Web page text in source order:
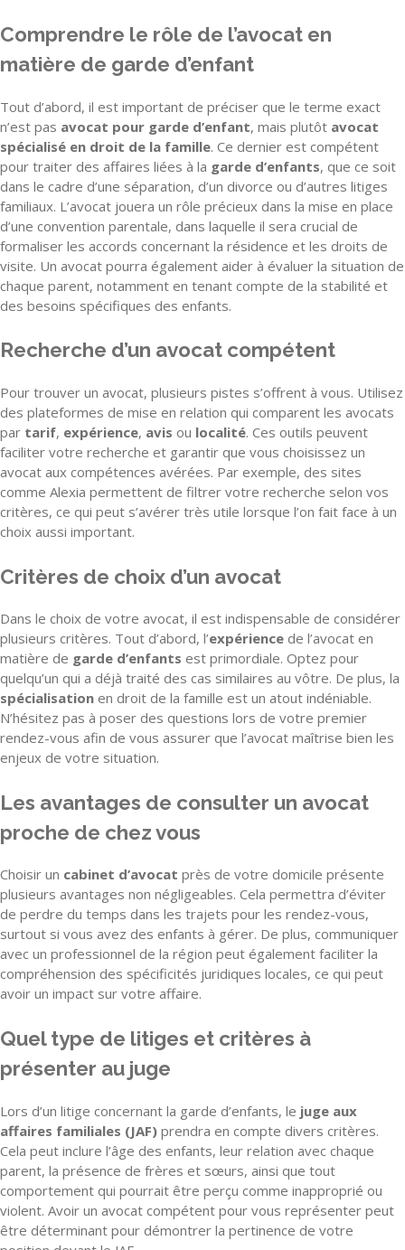
Comprendre le rôle de l’avocat en
matière de garde d’enfant
Tout d’abord, il est important de préciser que le terme exact
n’est pas avocat pour garde d’enfant, mais plutôt avocat
spécialisé en droit de la famille. Ce dernier est compétent
pour traiter des affaires liées à la garde d’enfants, que ce soit
dans le cadre d’une séparation, d’un divorce ou d’autres litiges
familiaux. L’avocat jouera un rôle précieux dans la mise en place
d’une convention parentale, dans laquelle il sera crucial de
formaliser les accords concernant la résidence et les droits de
visite. Un avocat pourra également aider à évaluer la situation de
chaque parent, notamment en tenant compte de la stabilité et
des besoins spécifiques des enfants.
Recherche d’un avocat compétent
Pour trouver un avocat, plusieurs pistes s’offrent à vous. Utilisez
des plateformes de mise en relation qui comparent les avocats
par tarif, expérience, avis ou localité. Ces outils peuvent
faciliter votre recherche et garantir que vous choisissez un
avocat aux compétences avérées. Par exemple, des sites
comme Alexia permettent de filtrer votre recherche selon vos
critères, ce qui peut s’avérer très utile lorsque l’on fait face à un
choix aussi important.
Critères de choix d’un avocat
Dans le choix de votre avocat, il est indispensable de considérer
plusieurs critères. Tout d’abord, l’expérience de l’avocat en
matière de garde d’enfants est primordiale. Optez pour
quelqu’un qui a déjà traité des cas similaires au vôtre. De plus, la
spécialisation en droit de la famille est un atout indéniable.
N’hésitez pas à poser des questions lors de votre premier
rendez-vous afin de vous assurer que l’avocat maîtrise bien les
enjeux de votre situation.
Les avantages de consulter un avocat
proche de chez vous
Choisir un cabinet d’avocat près de votre domicile présente
plusieurs avantages non négligeables. Cela permettra d’éviter
de perdre du temps dans les trajets pour les rendez-vous,
surtout si vous avez des enfants à gérer. De plus, communiquer
avec un professionnel de la région peut également faciliter la
compréhension des spécificités juridiques locales, ce qui peut
avoir un impact sur votre affaire.
Quel type de litiges et critères à
présenter au juge
Lors d’un litige concernant la garde d’enfants, le juge aux
affaires familiales (JAF) prendra en compte divers critères.
Cela peut inclure l’âge des enfants, leur relation avec chaque
parent, la présence de frères et sœurs, ainsi que tout
comportement qui pourrait être perçu comme inapproprié ou
violent. Avoir un avocat compétent pour vous représenter peut
être déterminant pour démontrer la pertinence de votre